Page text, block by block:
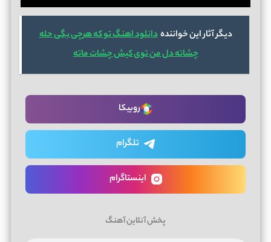
دیگر آثار این خوانندهدانلود اهنگ تو که هرچی بگی حله
چشاته دل من توی کیش چشات ماته
روبیکا
تلگرام
اینستاگرام
پخش آنلاین آهنگ